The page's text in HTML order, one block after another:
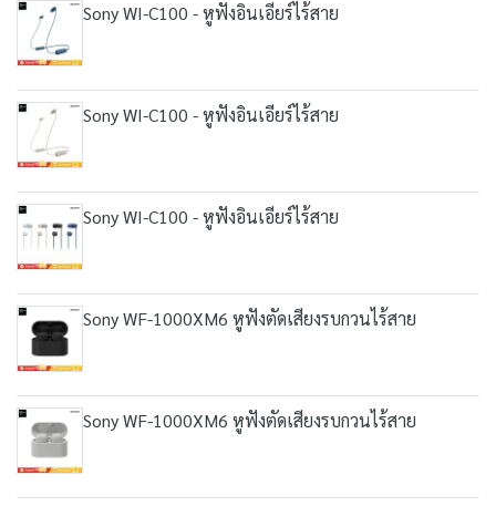
Sony WI-C100 - หูฟังอินเอียร์ไร้สาย
Sony WI-C100 - หูฟังอินเอียร์ไร้สาย
Sony WI-C100 - หูฟังอินเอียร์ไร้สาย
Sony WF-1000XM6 หูฟังตัดเสียงรบกวนไร้สาย
Sony WF-1000XM6 หูฟังตัดเสียงรบกวนไร้สาย